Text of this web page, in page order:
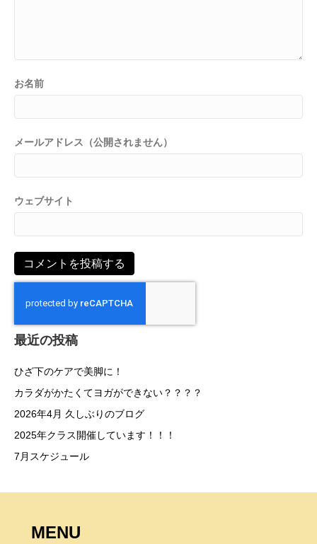
お名前
メールアドレス（公開されません）
ウェブサイト
最近の投稿
ひざ下のケアで美脚に！
カラダがかたくてヨガができない？？？？
2026年4月 久しぶりのブログ
2025年クラス開催しています！！！
7月スケジュール
MENU